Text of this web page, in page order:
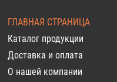
ГЛАВНАЯ СТРАНИЦА
Каталог продукции
Доставка и оплата
О нашей компании